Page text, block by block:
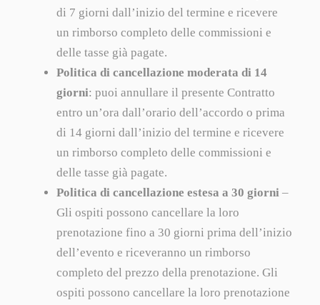
di 7 giorni dall’inizio del termine e ricevere
un rimborso completo delle commissioni e
delle tasse già pagate.
Politica di cancellazione moderata di 14
giorni: puoi annullare il presente Contratto
entro un’ora dall’orario dell’accordo o prima
di 14 giorni dall’inizio del termine e ricevere
un rimborso completo delle commissioni e
delle tasse già pagate.
Politica di cancellazione estesa a 30 giorni –
Gli ospiti possono cancellare la loro
prenotazione fino a 30 giorni prima dell’inizio
dell’evento e riceveranno un rimborso
completo del prezzo della prenotazione. Gli
ospiti possono cancellare la loro prenotazione